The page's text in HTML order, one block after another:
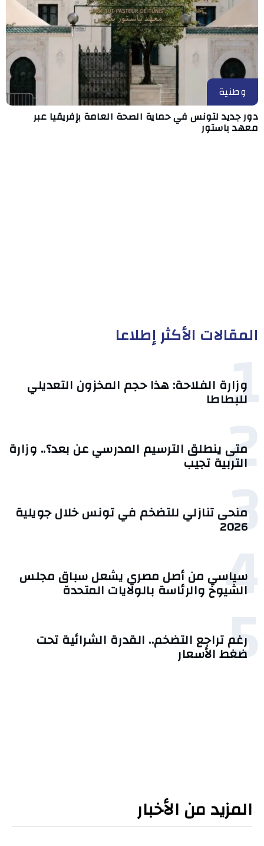
وطنية
دور جديد لتونس في حماية الصحة العامة بإفريقيا عبر
معهد باستور
المقالات الأكثر إطلاعا
1
وزارة الفلاحة: هذا حجم المخزون التعديلي
للبطاطا
2
متى ينطلق الترسيم المدرسي عن بعد؟.. وزارة
التربية تجيب
3 منحى تنازلي ‎للتضخم في تونس خلال جويلية
2026‎
4
سياسي من أصل مصري يشعل سباق مجلس
الشيوخ والرئاسة بالولايات المتحدة
5
رغم تراجع التضخم.. القدرة الشرائية تحت
ضغط الأسعار
المزيد من الأخبار